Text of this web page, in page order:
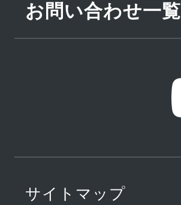
お問い合わせ一覧
サイトマップ